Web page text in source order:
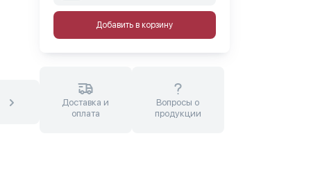
Добавить в корзину
Доставка и
оплата
Вопросы о
продукции